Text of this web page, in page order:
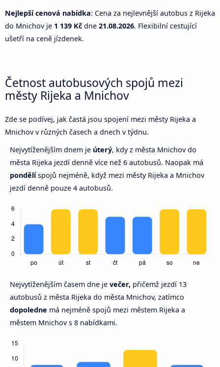
Nejlepší cenová nabídka: Cena za nejlevnější autobus z Rijeka
do Mnichov je 1 139 Kč dne 21.08.2026. Flexibilní cestující
ušetří na ceně jízdenek.
Četnost autobusových spojů mezi
městy Rijeka a Mnichov
Zde se podívej, jak častá jsou spojení mezi městy Rijeka a
Mnichov v různých časech a dnech v týdnu.
Nejvytíženějším dnem je úterý, kdy z města Mnichov do
města Rijeka jezdí denně více než 6 autobusů. Naopak má
pondělíspojů nejméně, když mezi městy Rijeka a Mnichov
jezdí denně pouze 4 autobusů.
Nejvytíženějším časem dne je večer, přičemž jezdí 13
autobusů z města Rijeka do města Mnichov, zatímco
dopoledne má nejméně spojů mezi městem Rijeka a
městem Mnichov s 8 nabídkami.